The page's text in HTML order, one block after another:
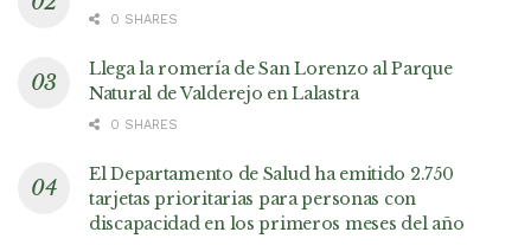
0 SHARES
Llega la romería de San Lorenzo al Parque
Natural de Valderejo en Lalastra
0 SHARES
El Departamento de Salud ha emitido 2.750
tarjetas prioritarias para personas con
discapacidad en los primeros meses del año